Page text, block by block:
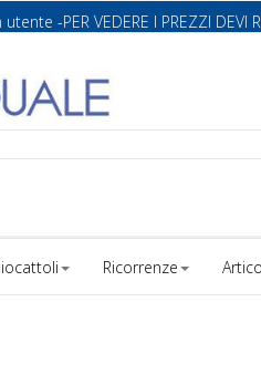
utente -PER VEDERE I PREZZI DEVI
Ricorrenze